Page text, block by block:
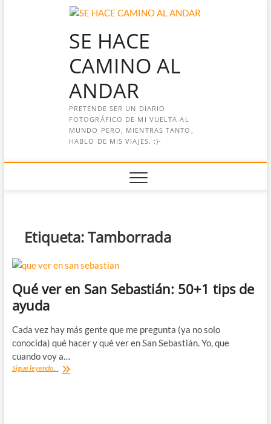
SE HACE
CAMINO AL
ANDAR
PRETENDE SER UN DIARIO
FOTOGRÁFICO DE MI VUELTA AL
MUNDO PERO, MIENTRAS TANTO,
HABLO DE MIS VIAJES. :)-
Etiqueta:Tamborrada
Qué ver en San Sebastián: 50+1 tips de
ayuda
Cada vez hay más gente que me pregunta (ya no solo
conocida) qué hacer y qué ver en San Sebastián. Yo, que
cuando voy a…
Sigue leyendo... Qué